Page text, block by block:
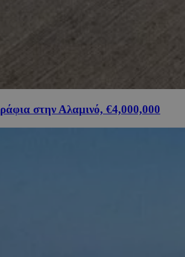
στην Αλαμινό, €4,000,000